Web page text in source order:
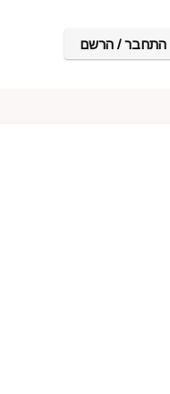
התחבר / הרשם